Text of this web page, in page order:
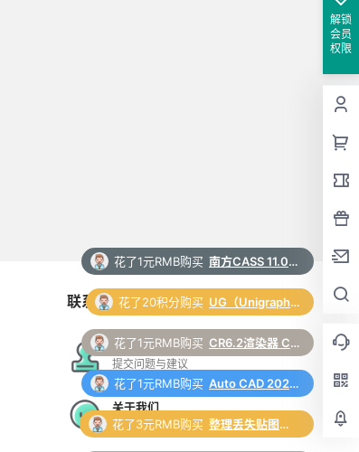
解锁
会员
权限
联系与合作
在线工单
提交问题与建议
关于我们
更多支持与合作
花了20积分购买 UG（Unigraphics NX）12.0 安装包下载及安装教程
花了1元RMB购买 CR6.2渲染器 Corona 6.2 for 3ds Max（2014-2022）中/英文版下载和安装教程
花了1元RMB购买 Auto CAD 2024 中文64位破解版+安装教程+Win8/10/11版下载
花了3元RMB购买 整理丢失贴图脚本 3Dmax脚本下载
花了1元RMB购买